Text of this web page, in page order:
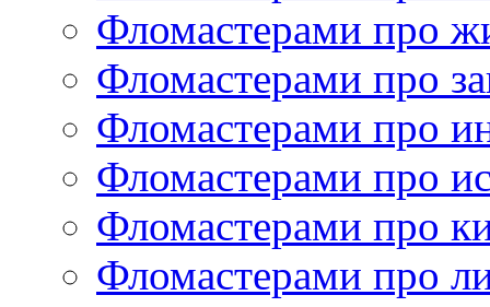
Фломастерами про
Фломастерами про
Фломастерами про
Фломастерами про
Фломастерами про
Фломастерами про